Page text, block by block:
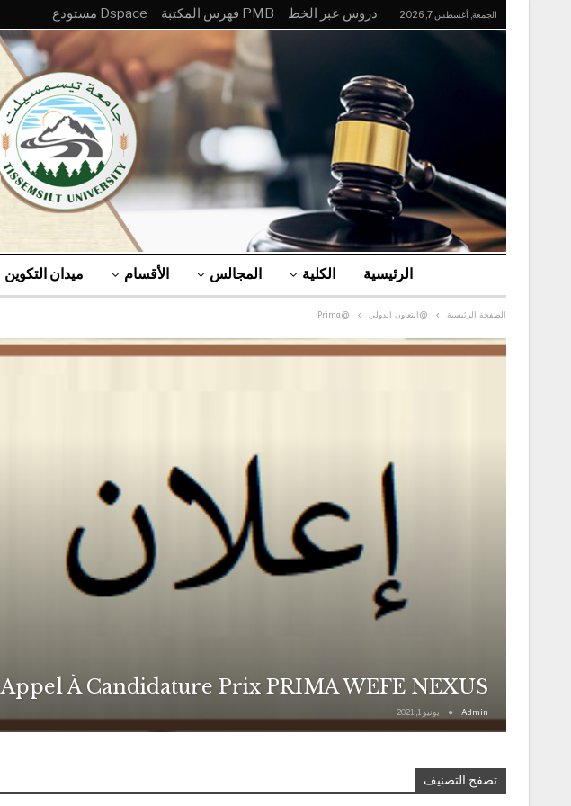
الجمعة, أغسطس 7, 2026 دروس عبر الخط PMB فهرس المكتبة Dspace مستودع
الرئيسية الكلية المجالس الأقسام ميدان التكوين
الصفحة الرئيسية @التعاون الدولي @Prima
Appel À Candidature Prix PRIMA WEFE NEXUS
Admin يونيو 1, 2021
تصفح التصنيف